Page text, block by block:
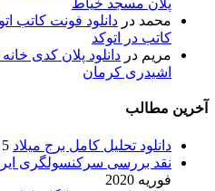
پلان مسجد خیاط
محمد در دانلود فونت کاتب
کاتب در اتوکد
مریم در دانلود پلان کدی
اشیدری کرمان
آخرین مطالب
دانلود تحلیل کامل برج میلاد 5 نوامبر 2025
نقد بررسی سرکنسولگری
فوریه 2020